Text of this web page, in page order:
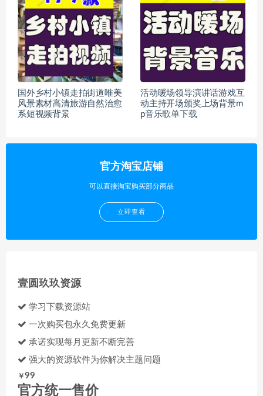
国外乡村小镇走拍街道唯美
风景素材高清旅游自然治愈
系短视频背景
活动暖场领导演讲话游戏互
动主持开场颁奖上场背景m
p音乐歌单下载
官方淘宝店铺
可以直接淘宝购买部分商品
立即查看
壹圆玖玖资源
学习下载资源站
一次购买包永久免费更新
承诺实现每月更新不断完善
强大的资源软件为你解决主题问题
￥99
官方统一售价